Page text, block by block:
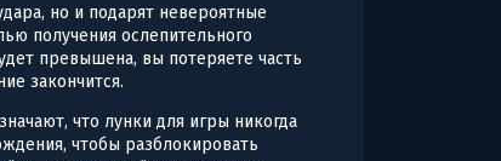
но и подарят невероятные
получения ослепительного
превышена, вы потеряете часть
закончится.
что лунки для игры никогда
чтобы разблокировать